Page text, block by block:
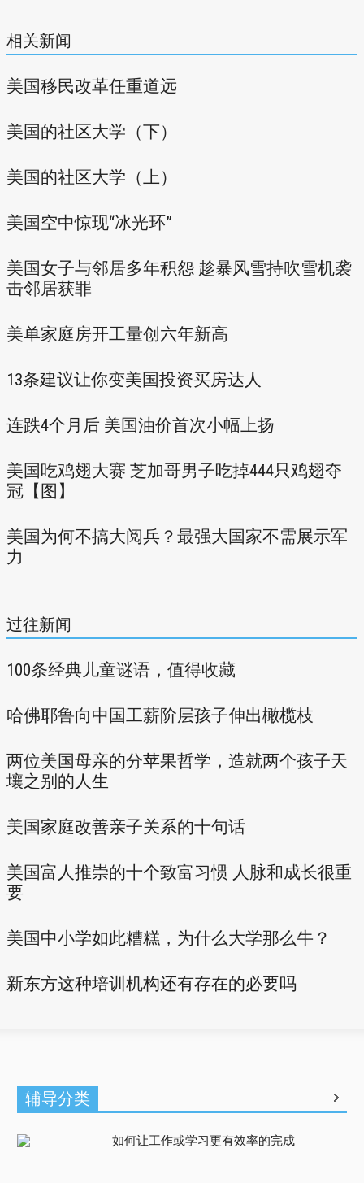
相关新闻
美国移民改革任重道远
美国的社区大学（下）
美国的社区大学（上）
美国空中惊现“冰光环”
美国女子与邻居多年积怨 趁暴风雪持吹雪机袭
击邻居获罪
美单家庭房开工量创六年新高
13条建议让你变美国投资买房达人
连跌4个月后 美国油价首次小幅上扬
美国吃鸡翅大赛 芝加哥男子吃掉444只鸡翅夺
冠【图】
美国为何不搞大阅兵？最强大国家不需展示军
力
过往新闻
100条经典儿童谜语，值得收藏
哈佛耶鲁向中国工薪阶层孩子伸出橄榄枝
两位美国母亲的分苹果哲学，造就两个孩子天
壤之别的人生
美国家庭改善亲子关系的十句话
美国富人推崇的十个致富习惯 人脉和成长很重
要
美国中小学如此糟糕，为什么大学那么牛？
新东方这种培训机构还有存在的必要吗
辅导分类
如何让工作或学习更有效率的完成